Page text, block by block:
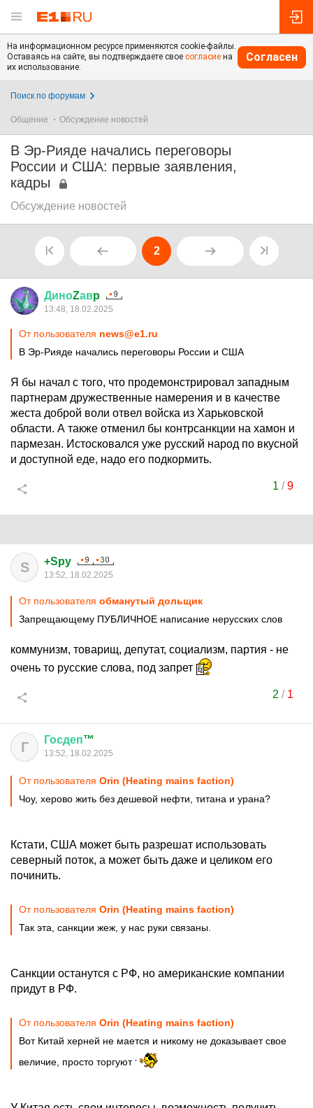
На информационном ресурсе применяются cookie-файлы.
Оставаясь на сайте, вы подтверждаете свое согласие на
их использование.
Согласен
Поиск по форумам
Общение Обсуждение новостей
В Эр-Рияде начались переговоры
России и США: первые заявления,
кадры
Обсуждение новостей
2
ДиноZавp
13:48, 18.02.2025
От пользователя news@e1.ru
В Эр-Рияде начались переговоры России и США
Я бы начал с того, что продемонстрировал западным
партнерам дружественные намерения и в качестве
жеста доброй воли отвел войска из Харьковской
области. А также отменил бы контрсанкции на хамон и
пармезан. Истосковался уже русский народ по вкусной
и доступной еде, надо его подкормить.
1 /9
S +Spy
13:52, 18.02.2025
От пользователя обманутый дольщик
Запрещающему ПУБЛИЧНОЕ написание нерусских слов
коммунизм, товарищ, депутат, социализм, партия - не
очень то русские слова, под запрет
2 / 1
Г Госдеп™
13:52, 18.02.2025
От пользователя Orin (Heating mains faction)
Чоу, херово жить без дешевой нефти, титана и урана?
Кстати, США может быть разрешат использовать
северный поток, а может быть даже и целиком его
починить.
От пользователя Orin (Heating mains faction)
Так эта, санкции жеж, у нас руки связаны.
Санкции останутся с РФ, но американские компании
придут в РФ.
От пользователя Orin (Heating mains faction)
Вот Китай херней не мается и никому не доказывает свое
величие, просто торгуют